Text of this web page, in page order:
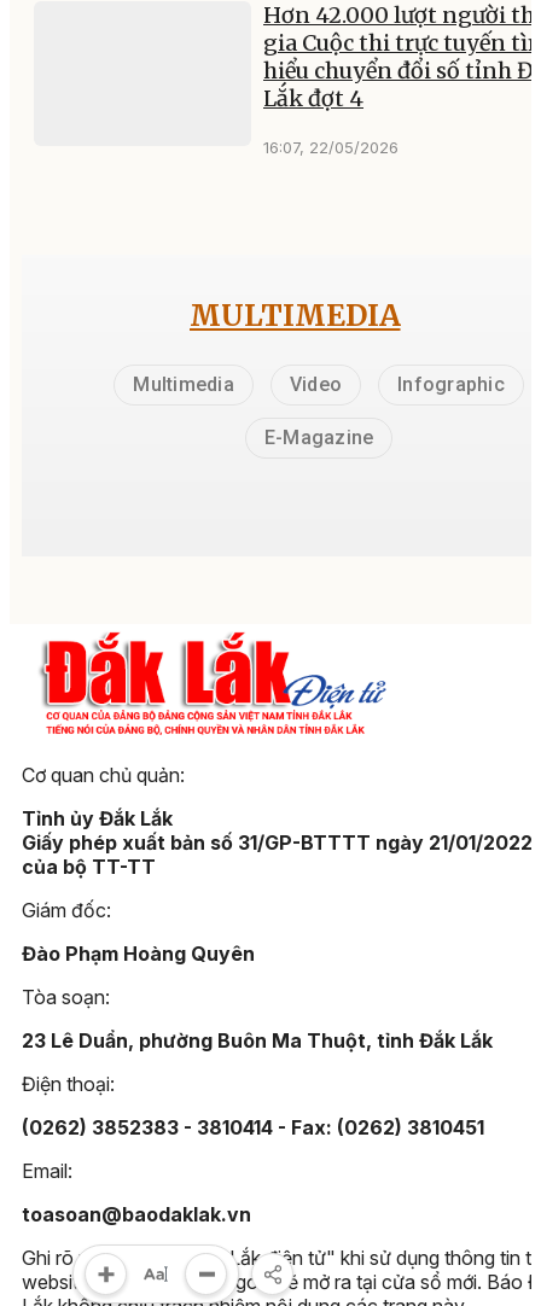
Hơn 42.000 lượt người
gia Cuộc thi trực tuyến
hiểu chuyển đổi số tỉnh
Lắk đợt 4
16:07, 22/05/2026
MULTIMEDIA
Multimedia Video Infographic
E-Magazine
Cơ quan chủ quản:
Tỉnh ủy Đắk Lắk
Giấy phép xuất bản số 31/GP-BTTTT ngày 21/01/2022
của bộ TT-TT
Giám đốc:
Đào Phạm Hoàng Quyên
Tòa soạn:
23 Lê Duẩn, phường Buôn Ma Thuột, tỉnh Đắk Lắk
Điện thoại:
(0262) 3852383 - 3810414 - Fax: (0262) 3810451
Email:
toasoan@baodaklak.vn
Ghi rõ nguồn "Báo Đắk Lắk điện tử" khi sử dụng thông tin
website này. Các trang ngoài sẽ mở ra tại cửa sổ mới. Báo